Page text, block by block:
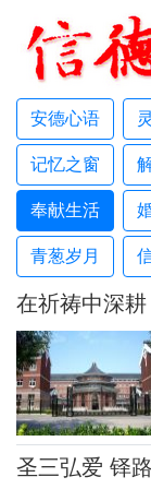
安德心语
记忆之窗
奉献生活
青葱岁月
在祈祷中深
圣三弘爱 铎